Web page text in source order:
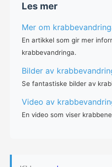
Les mer
Mer om
En artikkel som gir mer
krabbevandringa.
Bilder av
Se fantastiske bilder av
Video av
En video som viser